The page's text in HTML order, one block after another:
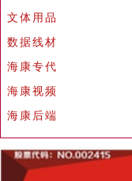
文体用品
数据线材
海康专代
海康视频
海康后端